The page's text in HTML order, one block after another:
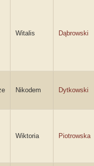
Witalis Dąbrowski
Nikodem Dytkowski
Wiktoria Piotrowska